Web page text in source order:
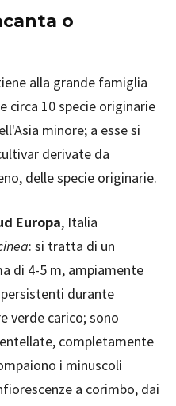
o
alla grande famiglia
circa 10 specie originarie
minore; a esse si
derivate da
delle specie originarie.
Europa, Italia
: si tratta di un
di 4-5 m, ampiamente
persistenti durante
verde carico; sono
completamente
i minuscoli
a corimbo, dai